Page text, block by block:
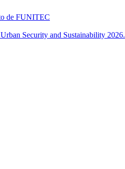
de FUNITEC
Security and Sustainability 2026.